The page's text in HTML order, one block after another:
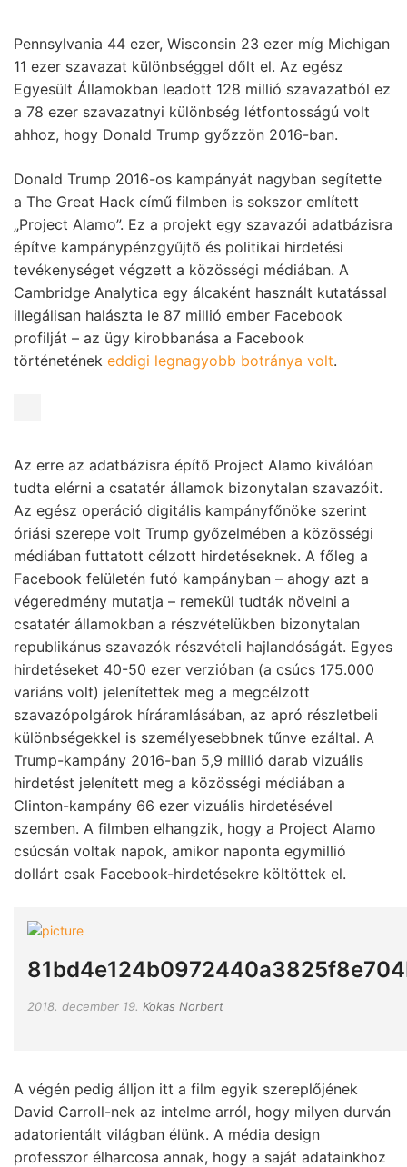
Pennsylvania 44 ezer, Wisconsin 23 ezer míg Michigan
11 ezer szavazat különbséggel dőlt el. Az egész
Egyesült Államokban leadott 128 millió szavazatból ez
a 78 ezer szavazatnyi különbség létfontosságú volt
ahhoz, hogy Donald Trump győzzön 2016-ban.
Donald Trump 2016-os kampányát nagyban segítette
a The Great Hack című filmben is sokszor említett
„Project Alamo”. Ez a projekt egy szavazói adatbázisra
építve kampánypénzgyűjtő és politikai hirdetési
tevékenységet végzett a közösségi médiában. A
Cambridge Analytica egy álcaként használt kutatással
illegálisan halászta le 87 millió ember Facebook
profilját – az ügy kirobbanása a Facebook
történetének eddigi legnagyobb botránya volt.
Az erre az adatbázisra építő Project Alamo kiválóan
tudta elérni a csatatér államok bizonytalan szavazóit.
Az egész operáció digitális kampányfőnöke szerint
óriási szerepe volt Trump győzelmében a közösségi
médiában futtatott célzott hirdetéseknek. A főleg a
Facebook felületén futó kampányban – ahogy azt a
végeredmény mutatja – remekül tudták növelni a
csatatér államokban a részvételükben bizonytalan
republikánus szavazók részvételi hajlandóságát. Egyes
hirdetéseket 40-50 ezer verzióban (a csúcs 175.000
variáns volt) jelenítettek meg a megcélzott
szavazópolgárok híráramlásában, az apró részletbeli
különbségekkel is személyesebbnek tűnve ezáltal. A
Trump-kampány 2016-ban 5,9 millió darab vizuális
hirdetést jelenített meg a közösségi médiában a
Clinton-kampány 66 ezer vizuális hirdetésével
szemben. A filmben elhangzik, hogy a Project Alamo
csúcsán voltak napok, amikor naponta egymillió
dollárt csak Facebook-hirdetésekre költöttek el.
2018. december 19. Kokas Norbert
A végén pedig álljon itt a film egyik szereplőjének
David Carroll-nek az intelme arról, hogy milyen durván
adatorientált világban élünk. A média design
professzor élharcosa annak, hogy a saját adatainkhoz